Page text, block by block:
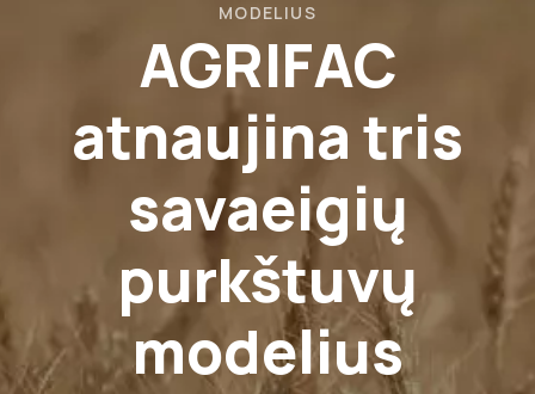
AGRIFAC
atnaujina tris
savaeigių
purkštuvų
modelius
MODELIUS